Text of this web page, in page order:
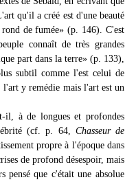
qu'il a créé est d'une beauté
de fumée» (p. 146). C'est
connaît de très grandes
part dans la terre» (p. 133),
subtil comme l'est celui de
l'art y remédie mais l'art est un
il, à de longues et profondes
(cf. p. 64, Chasseur de
propre à l'époque dans
de profond désespoir, mais
que c'était une absolue